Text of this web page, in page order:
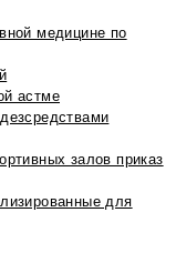
медицине по
астме
залов приказ
для